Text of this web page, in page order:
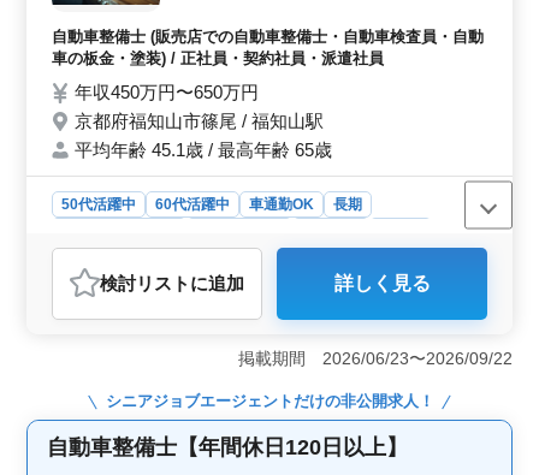
す。福利厚生として「ベネフィット・ステーション」も
利用可能です。 ＜安定した働き方と高い収入＞ 年
収は450万円から650万円と高水準で、賞与も年2回支給
されます。残業も月平均10時間と少なめで、プライベー
トと仕事のバランスを取りながら働くことができます。
完全週休二日制で、木曜日が固定休のため、安定した働
き方が可能です。
補修 ・トラブルシューティング時の整備業
務全般 ・お客さんの見積もり対応 ・カーナ
付け お客様の安全なカーライフをサポート
します。 ＊資格保持者優遇します。 ＊自動
車整備工場経験者優遇します。 ベテランメ
カニックとして培ってきた技術を、存分に活
かせる職場です！
自動車整備士 (販売店での自動車整備士・自動車検査員・自動
車の板金・塗装) / 正社員・契約社員・派遣社員
年収450万円〜650万円
京都府福知山市篠尾 / 福知山駅
平均年齢 45.1歳 / 最高年齢 65歳
50代活躍中 60代活躍中 車通勤OK
長期
自動車整備士
おすすめポイント
＜給与と福利厚生の魅力＞ この求人では年収450万円〜
650万円と高い給与水準が設定されており、整備士として
のスキルがしっかりと評価されます。通勤手当や退職金
制度、各種社会保険（雇用保険、労災保険、健康保険、
厚生年金）が完備されており、長期的に安定して働くこ
とが可能です。また、単身用の寮・社宅が利用できるた
め、遠方からの転職者にも対応しています。 ＜働き
検討リスト に追加 詳しく見る
掲載期間 2026/06/23〜2026/09/22
シニアジョブエージェントだけの非公開求人！
自動車整備士【年間休日120日以上】